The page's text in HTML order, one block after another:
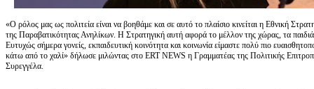
«Ο ρόλος μας ως πολιτεία είναι να βοηθάμε και σε αυτό το πλαίσιο κινείται η Εθνική
της Παραβατικότητας Ανηλίκων. Η Στρατηγική αυτή αφορά το μέλλον της χώρας, τα
Ευτυχώς σήμερα γονείς, εκπαιδευτική κοινότητα και κοινωνία είμαστε πολύ πιο
κάτω από το χαλί» δήλωσε μιλώντας στο ERT NEWS η Γραμματέας της Πολιτικής
Συρεγγέλα.